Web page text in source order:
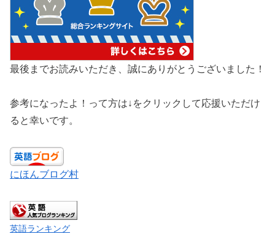
最後までお読みいただき、誠にありがとうございました！
参考になったよ！って方は↓をクリックして応援いただけ
ると幸いです。
にほんブログ村
英語ランキング